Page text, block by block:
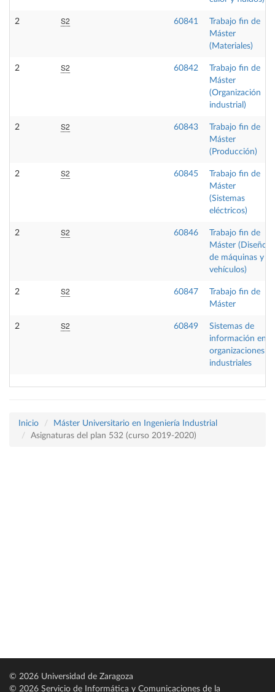
2 S2 60841
Trabajo fin de
Máster
(Materiales)
2 S2 60842
Trabajo fin de
Máster
(Organización
industrial)
2 S2 60843
Trabajo fin de
Máster
(Producción)
2 S2 60845
Trabajo fin de
Máster
(Sistemas
eléctricos)
2 S2 60846
Trabajo fin de
Máster (Diseño
de máquinas y
vehículos)
2 S2 60847
Trabajo fin de
Máster
2 S2 60849
Sistemas de
información en
organizaciones
industriales
Inicio
Máster Universitario en Ingeniería Industrial
Asignaturas del plan 532 (curso 2019-2020)
© 2026 Universidad de Zaragoza
© 2026 Servicio de Informática y Comunicaciones de la